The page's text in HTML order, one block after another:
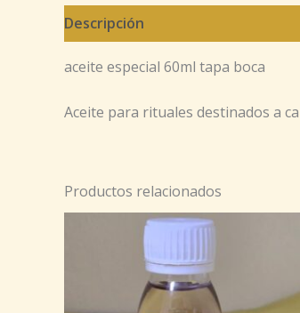
Descripción
aceite especial 60ml tapa boca
Aceite para rituales destinados a
Productos relacionados